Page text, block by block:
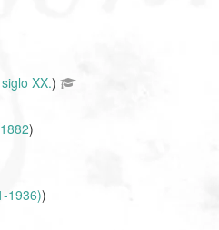
XX.)
)
1936))